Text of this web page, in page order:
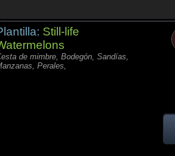
Still-life
de mimbre, Bodegón, Sandías,
Perales,